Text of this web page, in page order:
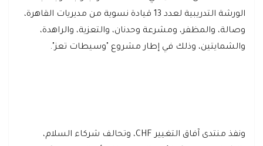
الورشة التدريبية لعدد 13 قيادة نسوية من مديريات القاهرة،
وصالة، والمظفر، ومشرعة وحدنان، والتعزية، والراهدة،
والشمايتين، وذلك في إطار مشروع "وسيطات تعز".
ونفذ منتدى آفاق التغيير CHF، وتحالف شركاء السلام،